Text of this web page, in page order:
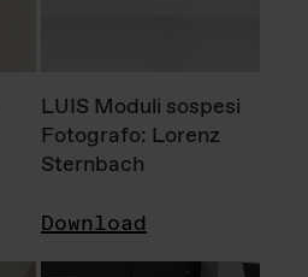
LUIS Moduli sospesi
Fotografo: Lorenz
Sternbach
Download